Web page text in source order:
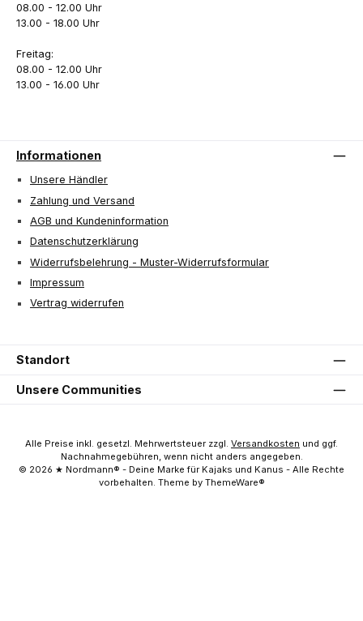
08.00 - 12.00 Uhr
13.00 - 18.00 Uhr
Freitag:
08.00 - 12.00 Uhr
13.00 - 16.00 Uhr
Informationen
Unsere Händler
Zahlung und Versand
AGB und Kundeninformation
Datenschutzerklärung
Widerrufsbelehrung - Muster-Widerrufsformular
Impressum
Vertrag widerrufen
Standort
Unsere Communities
Alle Preise inkl. gesetzl. Mehrwertsteuer zzgl. Versandkosten und ggf.
Nachnahmegebühren, wenn nicht anders angegeben.
© 2026 ★ Nordmann® - Deine Marke für Kajaks und Kanus - Alle Rechte
vorbehalten. Theme by ThemeWare®